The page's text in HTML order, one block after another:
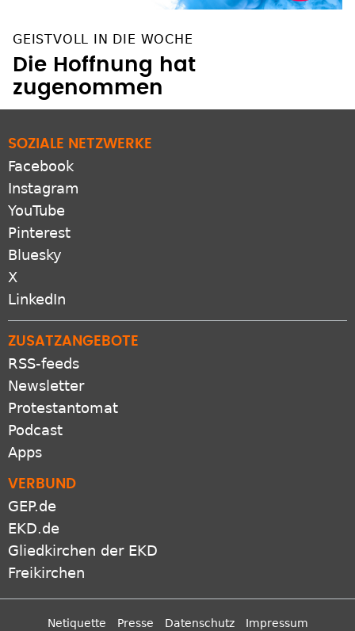
GEISTVOLL IN DIE WOCHE
Die Hoffnung hat
zugenommen
SOZIALE NETZWERKE
Facebook
Instagram
YouTube
Pinterest
Bluesky
X
LinkedIn
ZUSATZANGEBOTE
RSS-feeds
Newsletter
Protestantomat
Podcast
Apps
VERBUND
GEP.de
EKD.de
Gliedkirchen der EKD
Freikirchen
Netiquette Presse Datenschutz Impressum